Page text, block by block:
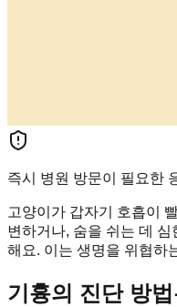
즉시 병원 방문이 필요한
고양이가 갑자기 호흡이
변하거나, 숨을 쉬는 데
해요. 이는 생명을 위협하
기흉의 진단 방